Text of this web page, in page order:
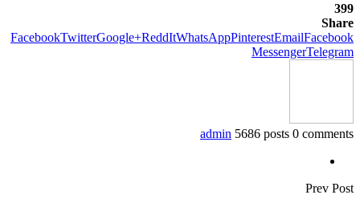
399
Share
FacebookTwitterGoogle+ReddItWhatsAppPinterestEmailFacebook
MessengerTelegram
admin 5686 posts 0 comments
Prev Post